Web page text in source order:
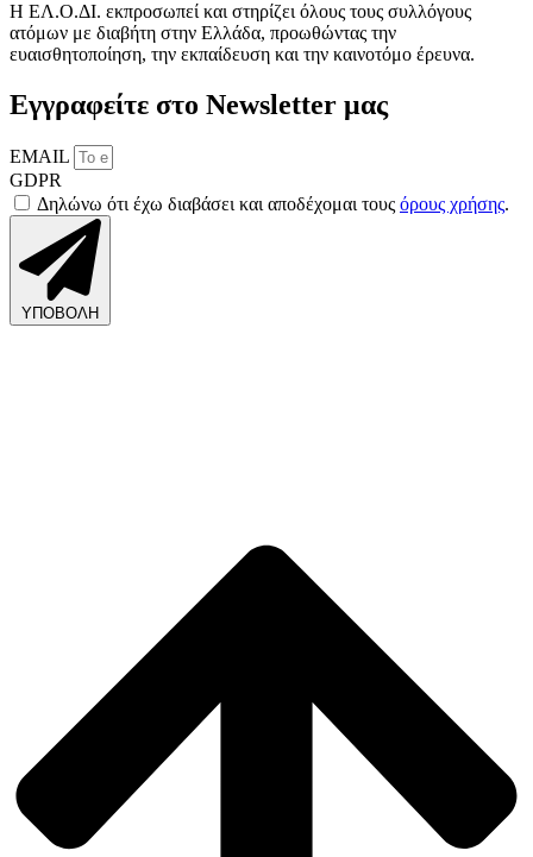
Η ΕΛ.Ο.ΔΙ. εκπροσωπεί και στηρίζει όλους τους συλλόγους
ατόμων με διαβήτη στην Ελλάδα, προωθώντας την
ευαισθητοποίηση, την εκπαίδευση και την καινοτόμο έρευνα.
Εγγραφείτε στο Newsletter μας
EMAIL
GDPR
Δηλώνω ότι έχω διαβάσει και αποδέχομαι τους όρους χρήσης.
ΥΠΟΒΟΛΗ